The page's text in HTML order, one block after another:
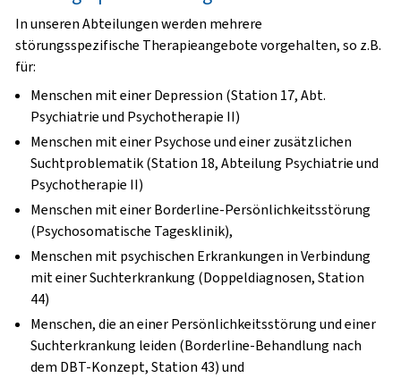
In unseren Abteilungen werden mehrere
störungsspezifische Therapieangebote vorgehalten, so z.B.
für:
Menschen mit einer Depression (Station 17, Abt.
Psychiatrie und Psychotherapie II)
Menschen mit einer Psychose und einer zusätzlichen
Suchtproblematik (Station 18, Abteilung Psychiatrie und
Psychotherapie II)
Menschen mit einer Borderline-Persönlichkeitsstörung
(Psychosomatische Tagesklinik),
Menschen mit psychischen Erkrankungen in Verbindung
mit einer Suchterkrankung (Doppeldiagnosen, Station
44)
Menschen, die an einer Persönlichkeitsstörung und einer
Suchterkrankung leiden (Borderline-Behandlung nach
dem DBT-Konzept, Station 43) und